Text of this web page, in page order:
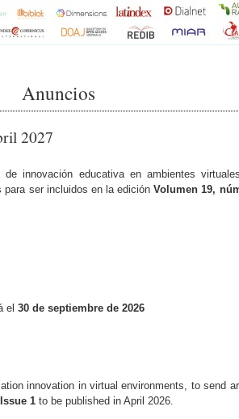
Anuncios
2027
innovación educativa en ambientes
para ser incluidos en la ediciónVolumen 19,
el 30 de septiembre de 2026
innovation in virtual environments, to send
1to be published in April 2026.